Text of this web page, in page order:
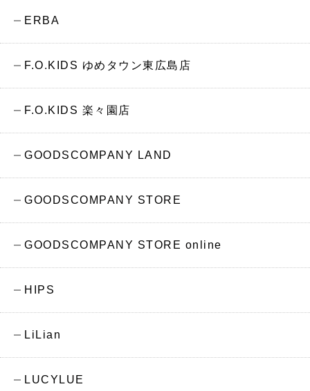
ERBA
F.O.KIDS ゆめタウン東広島店
F.O.KIDS 楽々園店
GOODSCOMPANY LAND
GOODSCOMPANY STORE
GOODSCOMPANY STORE online
HIPS
LiLian
LUCYLUE